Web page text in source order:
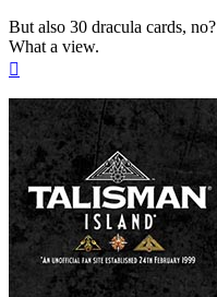
But also 30 dracula cards, no?
What a view.